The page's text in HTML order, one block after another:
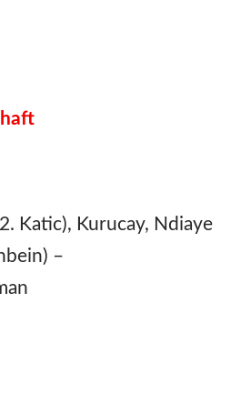
Katic), Kurucay, Ndiaye
–